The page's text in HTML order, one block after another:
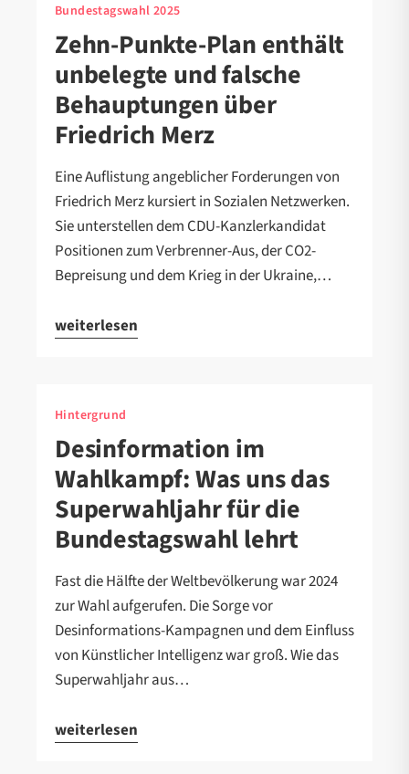
Bundestagswahl 2025
Zehn-Punkte-Plan enthält
unbelegte und falsche
Behauptungen über
Friedrich Merz
Eine Auflistung angeblicher Forderungen von
Friedrich Merz kursiert in Sozialen Netzwerken.
Sie unterstellen dem CDU-Kanzlerkandidat
Positionen zum Verbrenner-Aus, der CO2-
Bepreisung und dem Krieg in der Ukraine,…
weiterlesen
Hintergrund
Desinformation im
Wahlkampf: Was uns das
Superwahljahr für die
Bundestagswahl lehrt
Fast die Hälfte der Weltbevölkerung war 2024
zur Wahl aufgerufen. Die Sorge vor
Desinformations-Kampagnen und dem Einfluss
von Künstlicher Intelligenz war groß. Wie das
Superwahljahr aus…
weiterlesen